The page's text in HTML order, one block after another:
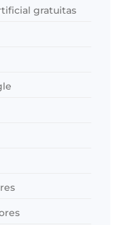
gratuitas